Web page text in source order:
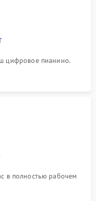
цифровое пианино.
в полностью рабочем